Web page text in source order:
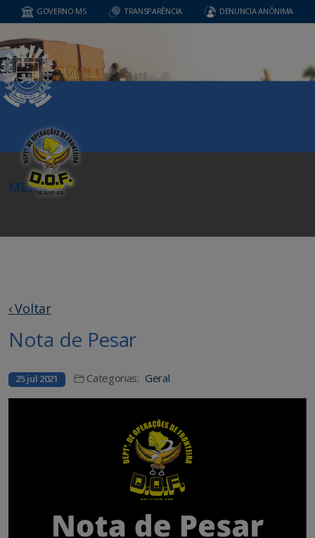
GOVERNO MS TRANSPARÊNCIA DENUNCIA ANÔNIMA
MENU
‹ Voltar
Nota de Pesar
25 jul 2021 Categorias: Geral